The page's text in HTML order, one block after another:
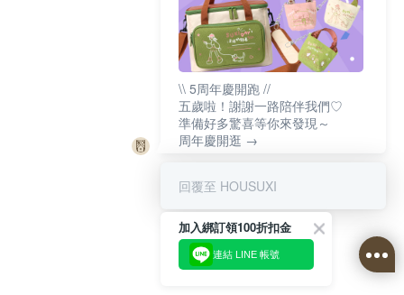
\\ 5周年慶開跑 //
五歲啦！謝謝一路陪伴我們♡
準備好多驚喜等你來發現～
周年慶開逛 →
回覆至 HOUSUXI
加入綁訂領100折扣金
連結 LINE 帳號